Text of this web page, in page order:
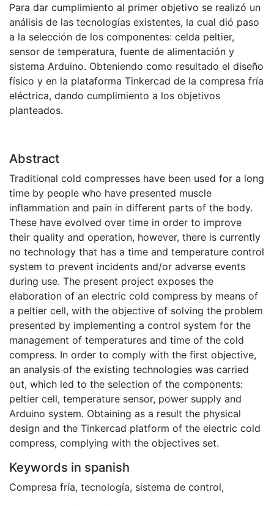
Para dar cumplimiento al primer objetivo se realizó un
análisis de las tecnologías existentes, la cual dió paso
a la selección de los componentes: celda peltier,
sensor de temperatura, fuente de alimentación y
sistema Arduino. Obteniendo como resultado el diseño
físico y en la plataforma Tinkercad de la compresa fría
eléctrica, dando cumplimiento a los objetivos
planteados.
Abstract
Traditional cold compresses have been used for a long
time by people who have presented muscle
inflammation and pain in different parts of the body.
These have evolved over time in order to improve
their quality and operation, however, there is currently
no technology that has a time and temperature control
system to prevent incidents and/or adverse events
during use. The present project exposes the
elaboration of an electric cold compress by means of
a peltier cell, with the objective of solving the problem
presented by implementing a control system for the
management of temperatures and time of the cold
compress. In order to comply with the first objective,
an analysis of the existing technologies was carried
out, which led to the selection of the components:
peltier cell, temperature sensor, power supply and
Arduino system. Obtaining as a result the physical
design and the Tinkercad platform of the electric cold
compress, complying with the objectives set.
Keywords in spanish
Compresa fría, tecnología, sistema de control,